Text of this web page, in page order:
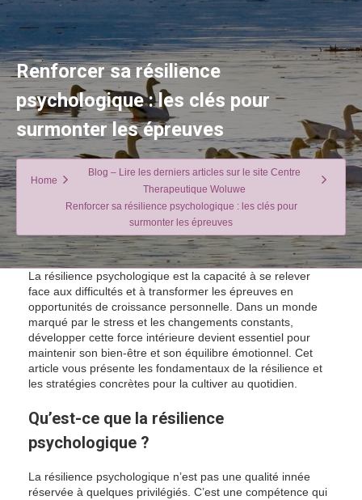
Renforcer sa résilience
psychologique : les clés pour
surmonter les épreuves
Home
Blog – Lire les derniers articles sur le site Centre
Therapeutique Woluwe
Renforcer sa résilience psychologique : les clés pour
surmonter les épreuves
La résilience psychologique est la capacité à se relever
face aux difficultés et à transformer les épreuves en
opportunités de croissance personnelle. Dans un monde
marqué par le stress et les changements constants,
développer cette force intérieure devient essentiel pour
maintenir son bien-être et son équilibre émotionnel. Cet
article vous présente les fondamentaux de la résilience et
les stratégies concrètes pour la cultiver au quotidien.
Qu’est-ce que la résilience
psychologique ?
La résilience psychologique n’est pas une qualité innée
réservée à quelques privilégiés. C’est une compétence qui